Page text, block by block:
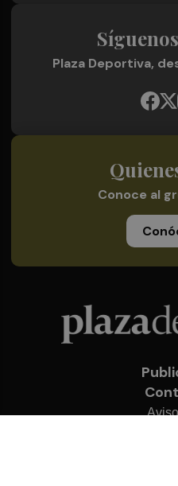
Plaza Deportiva,
Conoce al